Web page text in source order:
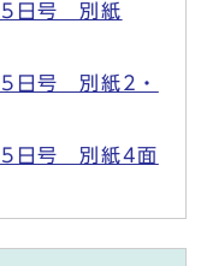
日号 別紙
日号 別紙2・
日号 別紙4面